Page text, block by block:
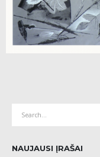
NAUJAUSI ĮRAŠAI